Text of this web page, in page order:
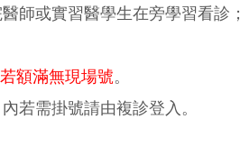
師或實習醫學生在旁學習看診
額滿無現場號。
若需掛號請由複診登入。